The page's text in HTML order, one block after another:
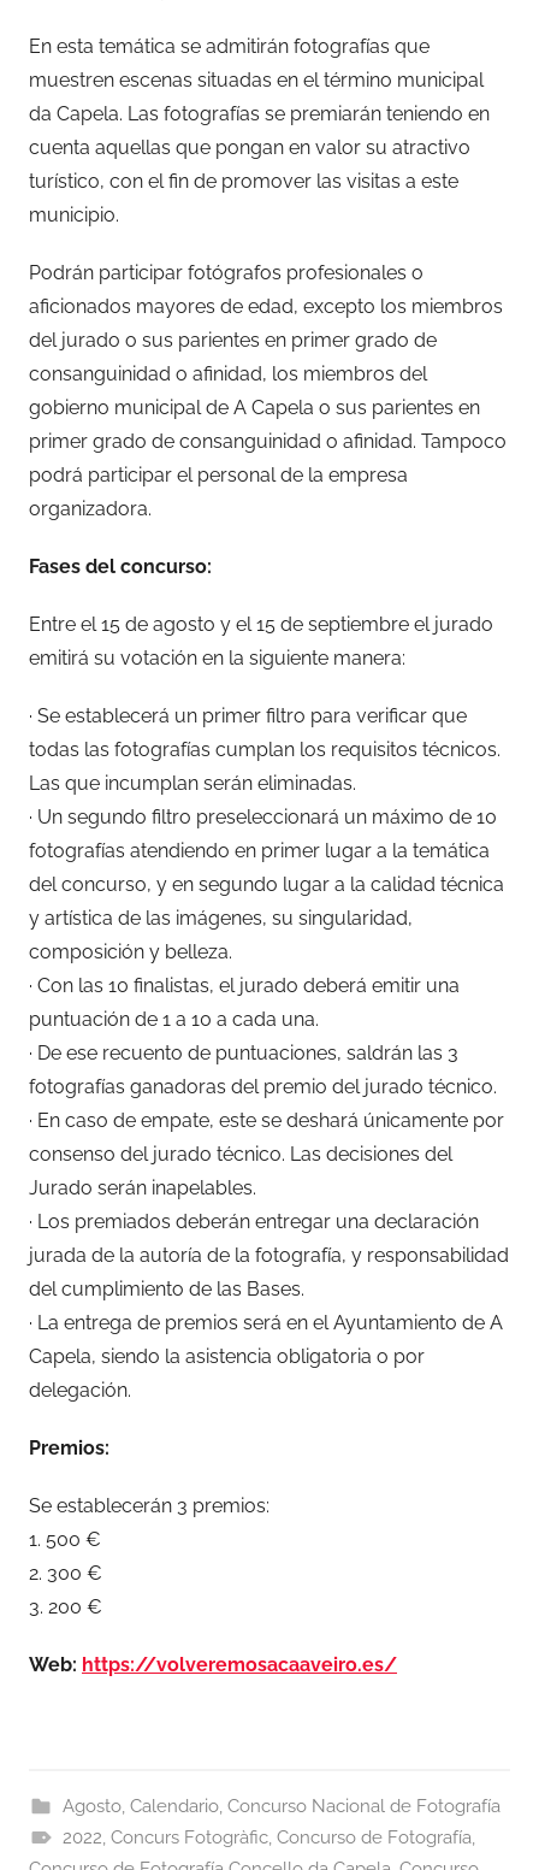
En esta temática se admitirán fotografías que
muestren escenas situadas en el término municipal
da Capela. Las fotografías se premiarán teniendo en
cuenta aquellas que pongan en valor su atractivo
turístico, con el fin de promover las visitas a este
municipio.
Podrán participar fotógrafos profesionales o
aficionados mayores de edad, excepto los miembros
del jurado o sus parientes en primer grado de
consanguinidad o afinidad, los miembros del
gobierno municipal de A Capela o sus parientes en
primer grado de consanguinidad o afinidad. Tampoco
podrá participar el personal de la empresa
organizadora.
Fases del concurso:
Entre el 15 de agosto y el 15 de septiembre el jurado
emitirá su votación en la siguiente manera:
· Se establecerá un primer filtro para verificar que
todas las fotografías cumplan los requisitos técnicos.
Las que incumplan serán eliminadas.
· Un segundo filtro preseleccionará un máximo de 10
fotografías atendiendo en primer lugar a la temática
del concurso, y en segundo lugar a la calidad técnica
y artística de las imágenes, su singularidad,
composición y belleza.
· Con las 10 finalistas, el jurado deberá emitir una
puntuación de 1 a 10 a cada una.
· De ese recuento de puntuaciones, saldrán las 3
fotografías ganadoras del premio del jurado técnico.
· En caso de empate, este se deshará únicamente por
consenso del jurado técnico. Las decisiones del
Jurado serán inapelables.
· Los premiados deberán entregar una declaración
jurada de la autoría de la fotografía, y responsabilidad
del cumplimiento de las Bases.
· La entrega de premios será en el Ayuntamiento de A
Capela, siendo la asistencia obligatoria o por
delegación.
Premios:
Se establecerán 3 premios:
1. 500 €
2. 300 €
3. 200 €
Web: https://volveremosacaaveiro.es/
Agosto, Calendario, Concurso Nacional de Fotografía
2022, Concurs Fotogràfic, Concurso de Fotografía,